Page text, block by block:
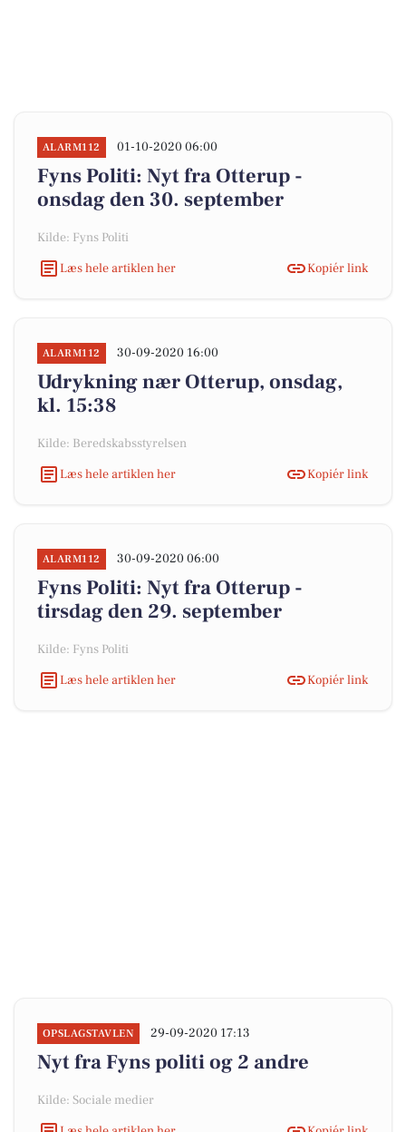
ALARM112 01-10-2020 06:00
Fyns Politi: Nyt fra Otterup -
onsdag den 30. september
Kilde: Fyns Politi
Læs hele artiklen her
Kopiér link
ALARM112 30-09-2020 16:00
Udrykning nær Otterup, onsdag,
kl. 15:38
Kilde: Beredskabsstyrelsen
Læs hele artiklen her
Kopiér link
ALARM112 30-09-2020 06:00
Fyns Politi: Nyt fra Otterup -
tirsdag den 29. september
Kilde: Fyns Politi
Læs hele artiklen her
Kopiér link
OPSLAGSTAVLEN 29-09-2020 17:13
Nyt fra Fyns politi og 2 andre
Kilde: Sociale medier